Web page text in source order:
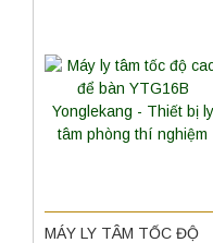
MÁY LY TÂM TỐC ĐỘ